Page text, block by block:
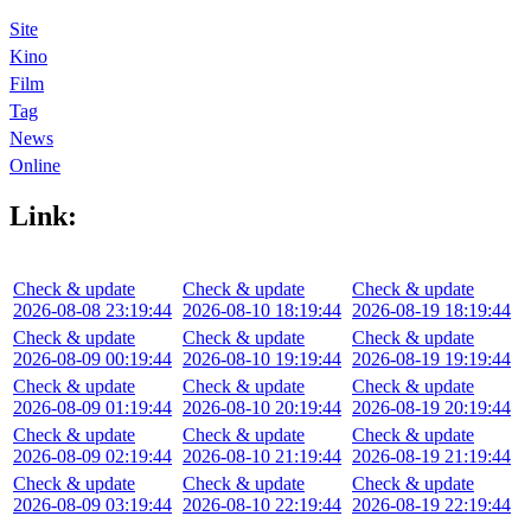
Site
Kino
Film
Tag
News
Online
Link:
Check & update
2026-08-08 23:19:44
Check & update
2026-08-09 00:19:44
Check & update
2026-08-09 01:19:44
Check & update
2026-08-09 02:19:44
Check & update
2026-08-09 03:19:44
Check & update
2026-08-10 18:19:44
Check & update
2026-08-10 19:19:44
Check & update
2026-08-10 20:19:44
Check & update
2026-08-10 21:19:44
Check & update
2026-08-10 22:19:44
Check & update
2026-08-19 18:19:44
Check & update
2026-08-19 19:19:44
Check & update
2026-08-19 20:19:44
Check & update
2026-08-19 21:19:44
Check & update
2026-08-19 22:19:44